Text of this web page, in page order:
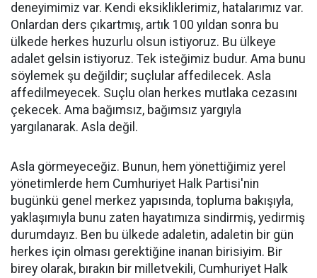
deneyimimiz var. Kendi eksikliklerimiz, hatalarımız var.
Onlardan ders çıkartmış, artık 100 yıldan sonra bu
ülkede herkes huzurlu olsun istiyoruz. Bu ülkeye
adalet gelsin istiyoruz. Tek isteğimiz budur. Ama bunu
söylemek şu değildir; suçlular affedilecek. Asla
affedilmeyecek. Suçlu olan herkes mutlaka cezasını
çekecek. Ama bağımsız, bağımsız yargıyla
yargılanarak. Asla değil.
Asla görmeyeceğiz. Bunun, hem yönettiğimiz yerel
yönetimlerde hem Cumhuriyet Halk Partisi'nin
bugünkü genel merkez yapısında, topluma bakışıyla,
yaklaşımıyla bunu zaten hayatımıza sindirmiş, yedirmiş
durumdayız. Ben bu ülkede adaletin, adaletin bir gün
herkes için olması gerektiğine inanan birisiyim. Bir
birey olarak, bırakın bir milletvekili, Cumhuriyet Halk